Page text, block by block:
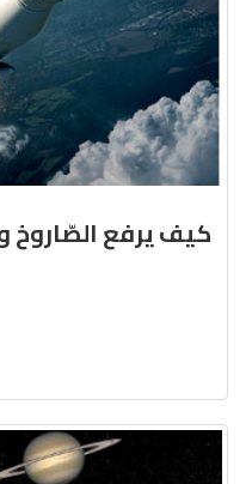
كيف يرفع الصّاروخ